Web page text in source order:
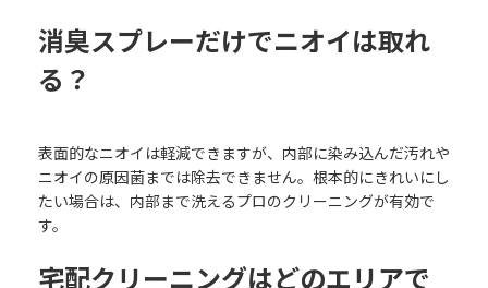
消臭スプレーだけでニオイは取れ
る？
表面的なニオイは軽減できますが、内部に染み込んだ汚れや
ニオイの原因菌までは除去できません。根本的にきれいにし
たい場合は、内部まで洗えるプロのクリーニングが有効で
す。
宅配クリーニングはどのエリアで